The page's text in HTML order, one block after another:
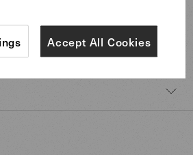
Accept All Cookies